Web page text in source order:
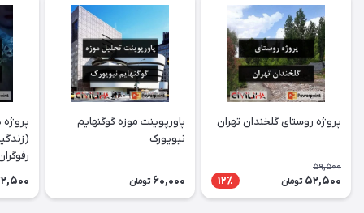
پروژه روستای گلخندان تهران
59,500
52,500 تومان 12٪
پاورپوینت موزه گوگنهایم
نیویورک
60,000 تومان
پروژه